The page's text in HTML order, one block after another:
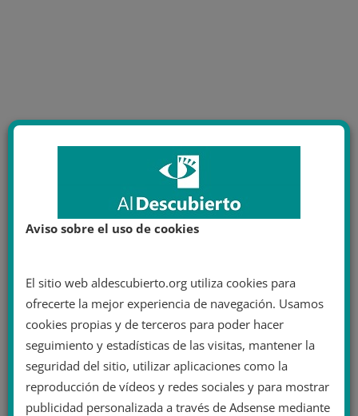
Aviso sobre el uso de cookies
El sitio web aldescubierto.org utiliza cookies para
ofrecerte la mejor experiencia de navegación. Usamos
cookies propias y de terceros para poder hacer
seguimiento y estadísticas de las visitas, mantener la
seguridad del sitio, utilizar aplicaciones como la
reproducción de vídeos y redes sociales y para mostrar
publicidad personalizada a través de Adsense mediante